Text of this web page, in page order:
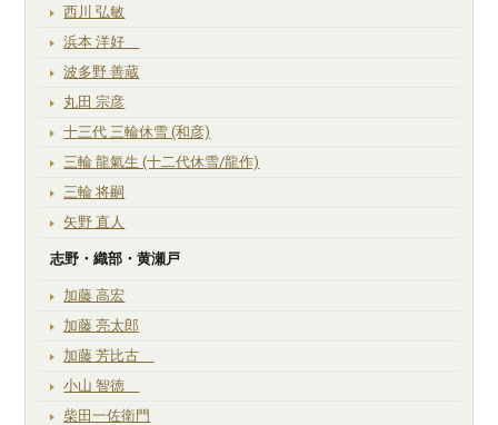
西川 弘敏
浜本 洋好
波多野 善蔵
丸田 宗彦
十三代 三輪休雪 (和彦)
三輪 龍氣生 (十二代休雪/龍作)
三輪 将嗣
矢野 直人
志野・織部・黄瀬戸
加藤 高宏
加藤 亮太郎
加藤 芳比古
小山 智徳
柴田一佐衛門